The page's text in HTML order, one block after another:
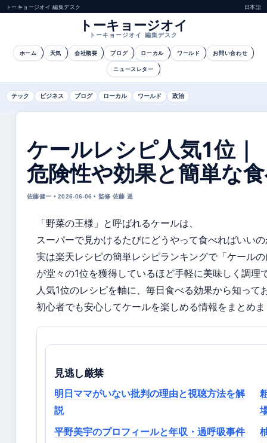
トーキョージオイ 編集デスク 日本語
トーキョージオイ
トーキョージオイ 編集デスク
ホーム 天気 会社概要 ブログ ローカル ワールド お問い合わせ
ニュースレター
テック ビジネス ブログ ローカル ワールド 政治
ケールレシピ人気1位｜
危険性や効果と簡単な
佐藤健一 • 2026-06-06 • 監修 佐藤 遥
「野菜の王様」と呼ばれるケールは、
スーパーで見かけるたびにどうやって食べればいい
実は楽天レシピの簡単レシピランキングで「ケール
が堂々の1位を獲得しているほど手軽に美味しく調理
人気1位のレシピを軸に、毎日食べる効果から知って
初心者でも安心してケールを楽しめる情報をまとめ
見逃し厳禁
明日ママがいない批判の理由と視聴方法を解
説
平野美宇のプロフィールと年収・過呼吸事件